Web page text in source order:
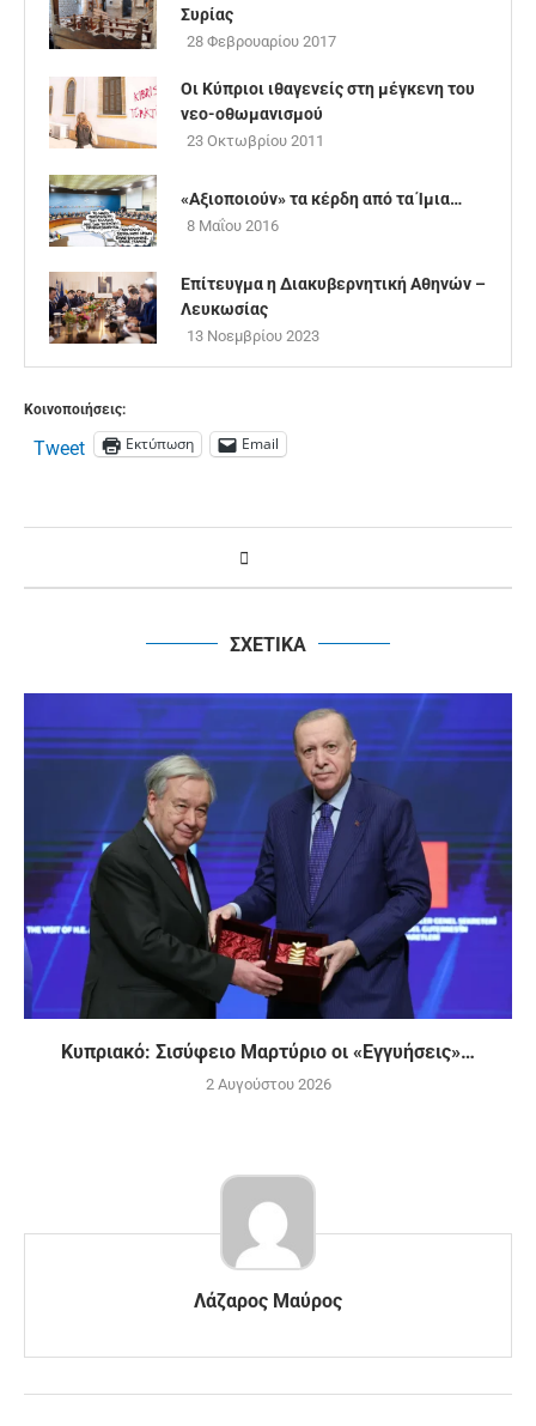
Συρίας
28 Φεβρουαρίου 2017
Οι Κύπριοι ιθαγενείς στη μέγκενη του
νεο-οθωμανισμού
23 Οκτωβρίου 2011
«Αξιοποιούν» τα κέρδη από τα Ίμια…
8 Μαΐου 2016
Επίτευγμα η Διακυβερνητική Αθηνών –
Λευκωσίας
13 Νοεμβρίου 2023
Κοινοποιήσεις:
Tweet Εκτύπωση Email
ΣΧΕΤΙΚΑ
Κυπριακό: Σισύφειο Μαρτύριο οι «Εγγυήσεις»…
2 Αυγούστου 2026
Λάζαρος Μαύρος